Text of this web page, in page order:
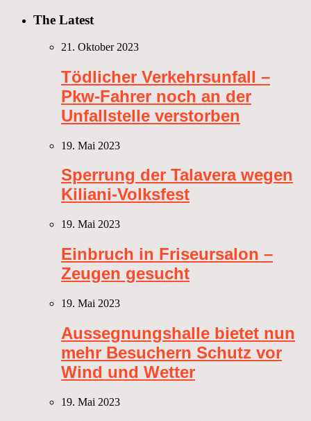
The Latest
21. Oktober 2023
Tödlicher Verkehrsunfall –
Pkw-Fahrer noch an der
Unfallstelle verstorben
19. Mai 2023
Sperrung der Talavera wegen
Kiliani-Volksfest
19. Mai 2023
Einbruch in Friseursalon –
Zeugen gesucht
19. Mai 2023
Aussegnungshalle bietet nun
mehr Besuchern Schutz vor
Wind und Wetter
19. Mai 2023